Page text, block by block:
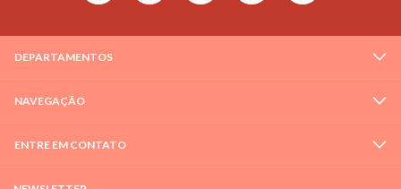
DEPARTAMENTOS
NAVEGAÇÃO
ENTRE EM CONTATO